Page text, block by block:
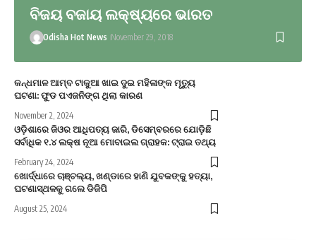
ବିଜୟ ବଜାୟ ଲକ୍ଷ୍ୟରେ ଭାରତ
Odisha Hot News November 29, 2018
କନ୍ଧମାଳ ଆମ୍ବ ଟାକୁଆ ଖାଇ ଦୁଇ ମହିଳାଙ୍କ ମୃତ୍ୟୁ
ଘଟଣା: ଫୁଡ ପଏଜନିଙ୍ଗ ଥିଲା କାରଣ
November 2, 2024
ଓଡ଼ିଶାରେ ଜିଓର ଆଧିପତ୍ୟ ଜାରି, ଡିସେମ୍ବରରେ ଯୋଡ଼ିଛି
ସର୍ବାଧିକ ୧.୪ ଲକ୍ଷ ନୂଆ ମୋବାଇଲ ଗ୍ରାହକ: ଟ୍ରାଇ ତଥ୍ୟ
February 24, 2024
ଖୋର୍ଦ୍ଧାରେ ଚାଞ୍ଚଲ୍ୟ, ଖଣ୍ଡାରେ ହାଣି ଯୁବକଙ୍କୁ ହତ୍ୟା,
ଘଟଣାସ୍ଥଳକୁ ଗଲେ ଡିଜିପି
August 25, 2024